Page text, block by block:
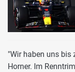
"Wir haben uns bis
Horner. Im